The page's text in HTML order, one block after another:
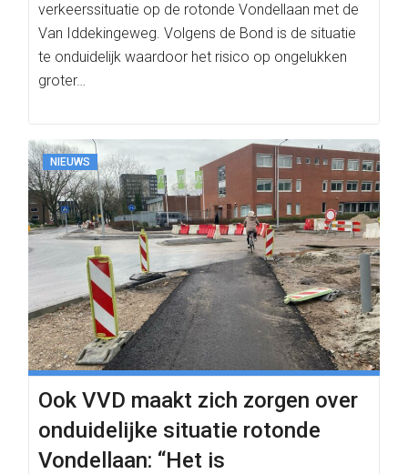
verkeerssituatie op de rotonde Vondellaan met de
Van Iddekingeweg. Volgens de Bond is de situatie
te onduidelijk waardoor het risico op ongelukken
groter…
NIEUWS
Ook VVD maakt zich zorgen over
onduidelijke situatie rotonde
Vondellaan: “Het is